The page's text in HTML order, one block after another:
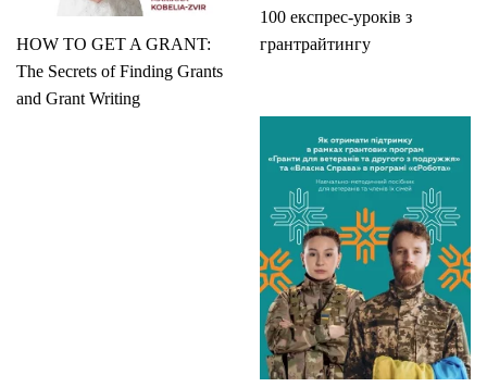
100 експрес-уроків з
грантрайтингу
HOW TO GET A GRANT:
The Secrets of Finding Grants
and Grant Writing